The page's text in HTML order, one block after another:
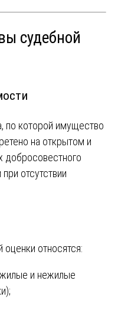
судебной
по которой имущество
на открытом и
добросовестного
отсутствии
относятся:
и нежилые